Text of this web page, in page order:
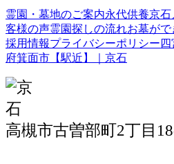
霊園・墓地のご案内永代供養京石
客様の声霊園探しの流れお墓が
採用情報プライバシーポリシー
府箕面市【駅近】｜京石
高槻市古曽部町2丁目